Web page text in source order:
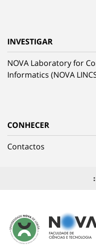
INVESTIGAR
NOVA Laboratory for
Informatics (NOVA
CONHECER
Contactos